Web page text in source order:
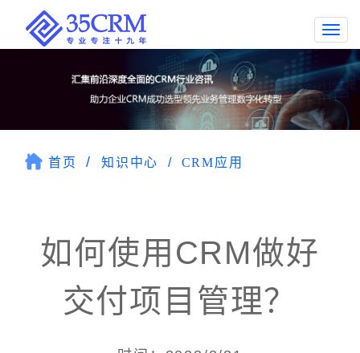
首页 知识中心 CRM应用
如何使用CRM做好
交付项目管理？